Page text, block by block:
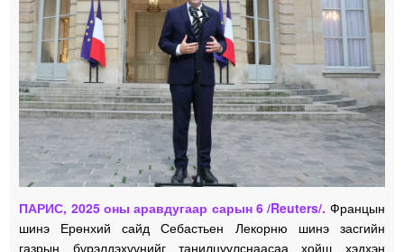
ПАРИС, 2025 оны аравдугаар сарын 6 /Reuters/. Францын
шинэ Ерөнхий сайд Себастьен Лекорню шинэ засгийн
газрын бүрэлдэхүүнийг танилцуулснаасаа хойш хэдхэн